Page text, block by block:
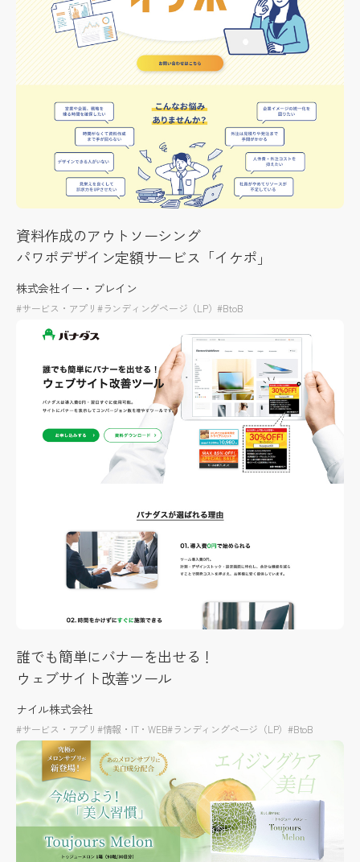
資料作成のアウトソーシング
パワポデザイン定額サービス「イケポ」
株式会社イー・ブレイン
#サービス・アプリ #ランディングページ（LP）#BtoB
誰でも簡単にバナーを出せる！
ウェブサイト改善ツール
ナイル株式会社
#サービス・アプリ #情報・IT・WEB#ランディングページ（LP）#BtoB